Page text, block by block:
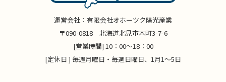
運営会社：有限会社オホーツク陽光産業
〒090-0818 北海道北見市本町3-7-6
[営業時間] 10：00～18：00
[定休日 ] 毎週月曜日・毎週日曜日、1月1～5日